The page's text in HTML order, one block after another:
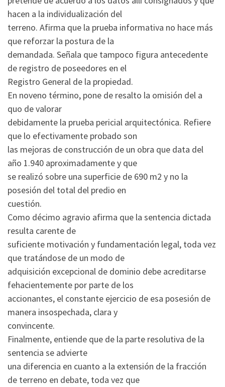
hacen a la individualización del
terreno. Afirma que la prueba informativa no hace más
que reforzar la postura de la
demandada. Señala que tampoco figura antecedente
de registro de poseedores en el
Registro General de la propiedad.
En noveno término, pone de resalto la omisión del a
quo de valorar
debidamente la prueba pericial arquitectónica. Refiere
que lo efectivamente probado son
las mejoras de construcción de un obra que data del
año 1.940 aproximadamente y que
se realizó sobre una superficie de 690 m2 y no la
posesión del total del predio en
cuestión.
Como décimo agravio afirma que la sentencia dictada
resulta carente de
suficiente motivación y fundamentación legal, toda vez
que tratándose de un modo de
adquisición excepcional de dominio debe acreditarse
fehacientemente por parte de los
accionantes, el constante ejercicio de esa posesión de
manera insospechada, clara y
convincente.
Finalmente, entiende que de la parte resolutiva de la
sentencia se advierte
una diferencia en cuanto a la extensión de la fracción
de terreno en debate, toda vez que